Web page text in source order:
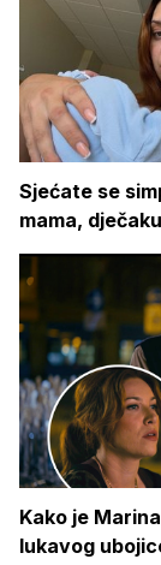
Sjećate se
mama,
Kako je
lukavog